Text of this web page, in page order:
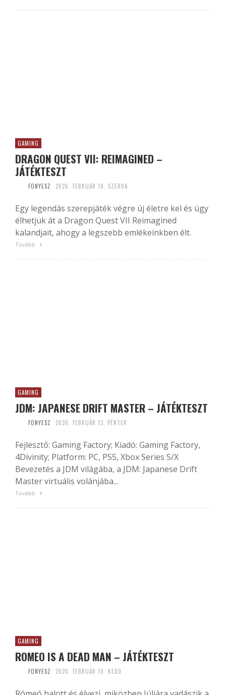
GAMING
DRAGON QUEST VII: REIMAGINED –
JÁTÉKTESZT
FONYESZ 2026. FEBRUÁR 18. SZERDA
Egy legendás szerepjáték végre új életre kel és úgy
élhetjük át a Dragon Quest VII Reimagined
kalandjait, ahogy a legszebb emlékeinkben élt.
Tovább
GAMING
JDM: JAPANESE DRIFT MASTER – JÁTÉKTESZT
FONYESZ 2026. FEBRUÁR 13. PÉNTEK
Fejlesztő: Gaming Factory; Kiadó: Gaming Factory,
4Divinity; Platform: PC, PS5, Xbox Series S/X
Bevezetés a JDM világába, a JDM: Japanese Drift
Master virtuális volánjába...
Tovább
GAMING
ROMEO IS A DEAD MAN – JÁTÉKTESZT
FONYESZ 2026. FEBRUÁR 10. KEDD